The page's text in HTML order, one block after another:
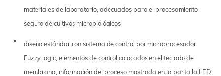
materiales de laboratorio, adecuados para el procesamiento
seguro de cultivos microbiológicos
diseño estándar con sistema de control por microprocesador
Fuzzy logic, elementos de control colocados en el teclado de
membrana, información del proceso mostrada en la pantalla LED